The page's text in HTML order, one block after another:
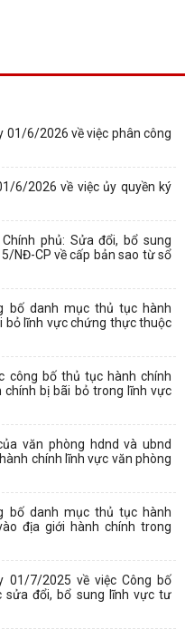
01/6/2026 về việc phân công
6/2026 về việc ủy quyền ký
phủ: Sửa đổi, bổ sung
NĐ-CP về cấp bản sao từ sổ
bố danh mục thủ tục hành
bỏ lĩnh vực chứng thực thuộc
công bố thủ tục hành chính
bị bãi bỏ trong lĩnh vực
văn phòng hdnd và ubnd
chính lĩnh vực văn phòng
bố danh mục thủ tục hành
địa giới hành chính trong
01/7/2025 về việc Công bố
sửa đổi, bổ sung lĩnh vực tư